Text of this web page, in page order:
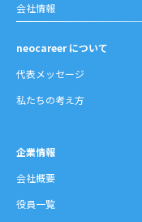
会社情報
neocareer について
代表メッセージ
私たちの考え方
企業情報
会社概要
役員一覧